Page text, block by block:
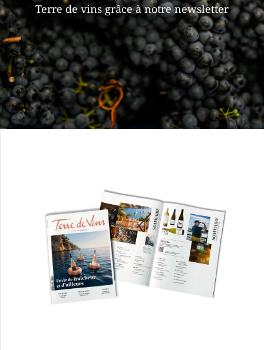
Terre de vins grâce à notre newsletter